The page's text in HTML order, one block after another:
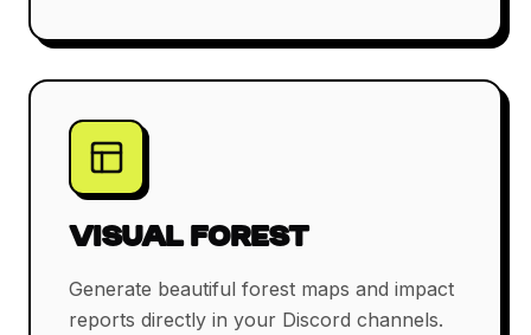
VISUAL FOREST
Generate beautiful forest maps and impact
reports directly in your Discord channels.